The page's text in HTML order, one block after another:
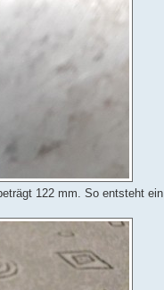
122 mm. So entsteht ein